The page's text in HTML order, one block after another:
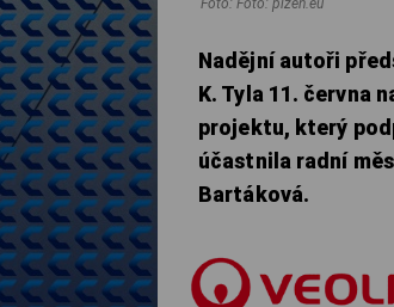
Nadějní autoři
K. Tyla 11. června
projektu, který
účastnila radní
Bartáková.